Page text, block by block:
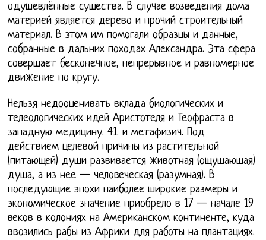
одушевлённые существа. В случае возведения дома
материей является дерево и прочий строительный
материал. В этом им помогали образцы и данные,
собранные в дальних походах Александра. Эта сфера
совершает бесконечное, непрерывное и равномерное
движение по кругу.
Нельзя недооценивать вклада биологических и
телеологических идей Аристотеля и Теофраста в
западную медицину. 41. и метафизич. Под
действием целевой причины из растительной
(питающей) души развивается животная (ощущающая)
душа, а из нее — человеческая (разумная). В
последующие эпохи наиболее широкие размеры и
экономическое значение приобрело в 17 — начале 19
веков в колониях на Американском континенте, куда
ввозились рабы из Африки для работы на плантациях.